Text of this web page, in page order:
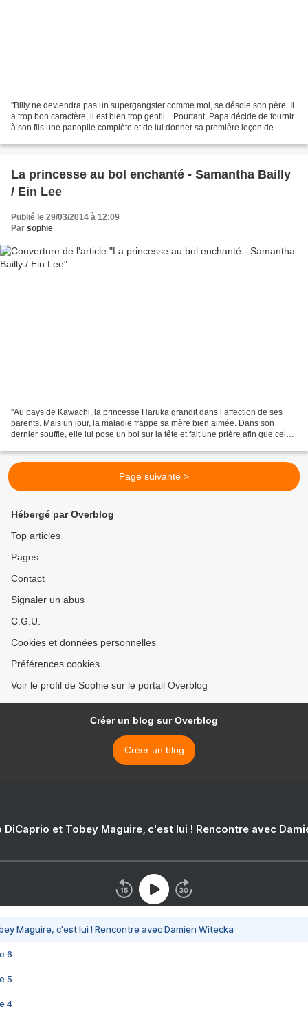
"Billy ne deviendra pas un supergangster comme moi, se désole son père. Il
a trop bon caractère, il est bien trop gentil…Pourtant, Papa décide de fournir
à son fils une panoplie complète et de lui donner sa première leçon de
La princesse au bol enchanté - Samantha Bailly
/ Ein Lee
Publié le 29/03/2014 à 12:09
Par sophie
"Au pays de Kawachi, la princesse Haruka grandit dans l affection de ses
parents. Mais un jour, la maladie frappe sa mère bien aimée. Dans son
dernier souffle, elle lui pose un bol sur la tête et fait une prière afin que celui-
Page suivante >
Hébergé par Overblog
Top articles
Pages
Contact
Signaler un abus
C.G.U.
Cookies et données personnelles
Préférences cookies
Voir le profil de Sophie sur le portail Overblog
Créer un blog sur Overblog
Créer un blog
DiCaprio et Tobey Maguire, c'est lui ! Rencontre avec
Maguire, c'est lui ! Rencontre avec Damien Witecka
6
5
4